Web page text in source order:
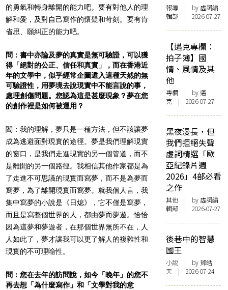
的勇氣和轉身離開的能力吧。要有對他人的理
解和愛，及對自己寫作的懷疑和苛刻。要有肯
省思、願糾正的能力吧。
問：書中亦論及夢的真實是無可驗證，可以獲
得「絕對的公正、信任和真實」，而在香港近
年的文學中，似乎經常企圖遁入這種天然的無
可驗證性，用夢境去說現實中不能言說的事，
處理創傷問題。您認為這是甚麼現象？夢在您
的創作裡是如何被運用？
閻：我的理解，夢只是一種方法，但不該讓夢
成為逃避面對現實的途徑。夢是我們理解現實
的窗口，是我們走進現實的另一個管道，而不
是離開的另一個路徑。我相信其他作家都是為
了走進不可思議的現實而寫夢，而不是為夢而
寫夢，為了離開現實而寫夢。就我個人言，我
集中寫夢的小說是《日熄》，它不僅是寫夢，
而且是寫整個世界的人，都由夢而夢遊。恰恰
因為這夢和夢遊者，在那個世界無所不在，人
人如此了，夢才讓我可以更了解人的複雜性和
現實的不可理喻性。
問：您在去年的訪問說，如今「晚年」的您不
再去想「為什麼寫作」和「文學對我的意
報導 | by 虛詞編
輯部 | 2026-07-27
【邁克專欄：
拍子簿】國
情、風情及其
他
專欄 | by邁
克 | 2026-07-27
黑夜漫長，但
我們拒絕失聲
虛詞精選「歐
亞紀錄片週
2026」4部必看
之作
其他 | by 虛詞編
輯部 | 2026-07-27
後巷中的智慧
國王
小說 | by 鄧皓
天 | 2026-07-24